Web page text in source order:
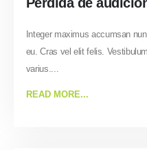
Integer maximus accumsan
eu. Cras vel elit felis.
varius....
READ MORE...